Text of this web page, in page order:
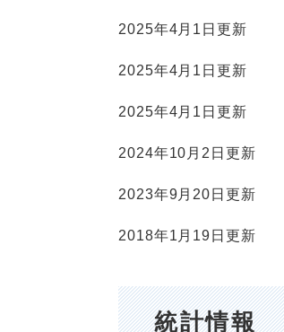
2025年4月1日更新
2025年4月1日更新
2025年4月1日更新
2024年10月2日更新
2023年9月20日更新
2018年1月19日更新
統計情報